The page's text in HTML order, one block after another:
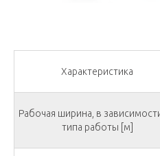
Характеристика
Рабочая ширина, в
типа работы [м]